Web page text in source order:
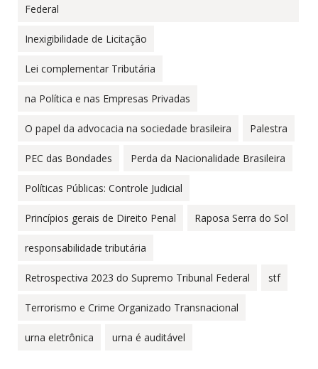
Federal
Inexigibilidade de Licitação
Lei complementar Tributária
na Política e nas Empresas Privadas
O papel da advocacia na sociedade brasileira Palestra
PEC das Bondades Perda da Nacionalidade Brasileira
Políticas Públicas: Controle Judicial
Princípios gerais de Direito Penal Raposa Serra do Sol
responsabilidade tributária
Retrospectiva 2023 do Supremo Tribunal Federal stf
Terrorismo e Crime Organizado Transnacional
urna eletrônica urna é auditável